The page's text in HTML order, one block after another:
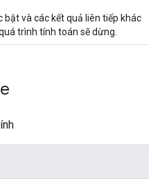
và các kết quả liên tiếp khác
trình tính toán sẽ dừng.